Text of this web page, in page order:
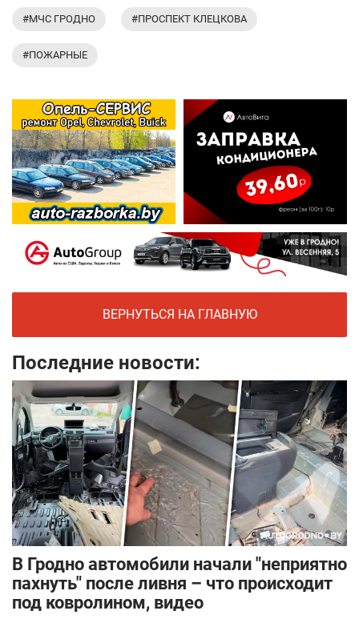
#МЧС ГРОДНО #ПРОСПЕКТ КЛЕЦКОВА
#ПОЖАРНЫЕ
ВЕРНУТЬСЯ НА ГЛАВНУЮ
Последние новости:
В Гродно автомобили начали "неприятно
пахнуть" после ливня – что происходит
под ковролином, видео